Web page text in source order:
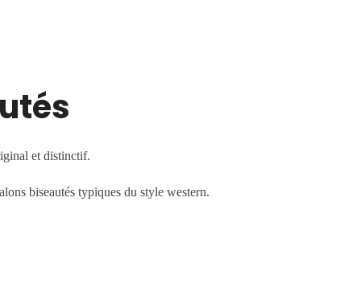
et distinctif.
biseautés typiques du style western.